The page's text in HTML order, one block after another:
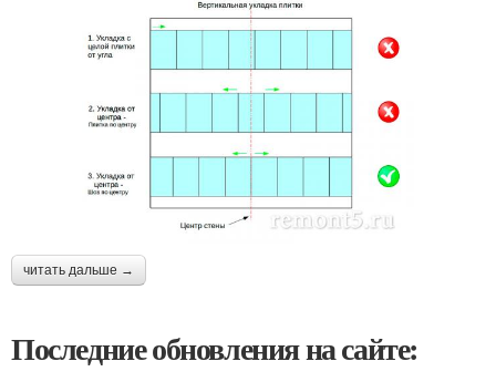
читать дальше →
Последние обновления на сайте: